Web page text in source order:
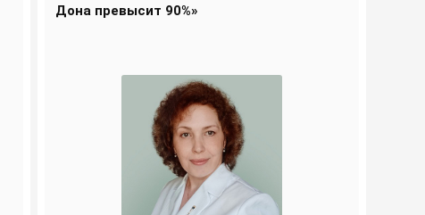
Дона превысит 90%»